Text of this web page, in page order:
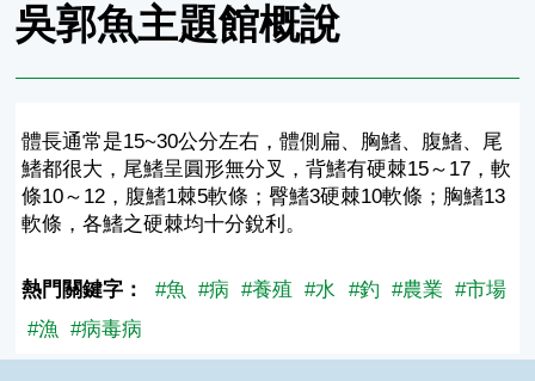
吳郭魚主題館概說
體長通常是15~30公分左右，體側扁、胸鰭、腹鰭、尾
鰭都很大，尾鰭呈圓形無分叉，背鰭有硬棘15～17，軟
條10～12，腹鰭1棘5軟條；臀鰭3硬棘10軟條；胸鰭13
軟條，各鰭之硬棘均十分銳利。
熱門關鍵字： #魚 #病 #養殖 #水 #釣 #農業 #市場
#漁 #病毒病